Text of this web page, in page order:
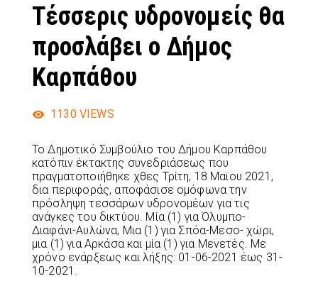
Τέσσερις υδρονομείς θα
προσλάβει ο Δήμος
Καρπάθου
1130 VIEWS
Το Δημοτικό Συμβούλιο του Δήμου Καρπάθου
κατόπιν έκτακτης συνεδριάσεως που
πραγματοποιήθηκε χθες Τρίτη, 18 Μαϊου 2021,
δια περιφοράς, αποφάσισε ομόφωνα την
πρόσληψη τεσσάρων υδρονομέων για τις
ανάγκες του δικτύου. Μία (1) για Όλυμπο-
Διαφάνι-Αυλώνα, Mια (1) για Σπόα-Μεσο- χώρι,
μια (1) για Αρκάσα και μία (1) για Μενετές. Με
χρόνο ενάρξεως και λήξης: 01-06-2021 έως 31-
10-2021.